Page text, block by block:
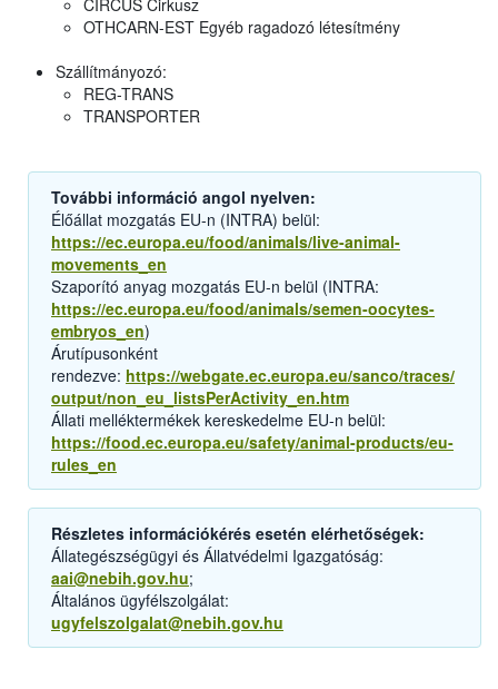
CIRCUS Cirkusz
OTHCARN-EST Egyéb ragadozó létesítmény
Szállítmányozó:
REG-TRANS
TRANSPORTER
További információ angol nyelven:
Élőállat mozgatás EU-n (INTRA) belül:
https://ec.europa.eu/food/animals/live-animal-
movements_en
Szaporító anyag mozgatás EU-n belül (INTRA:
https://ec.europa.eu/food/animals/semen-oocytes-
embryos_en)
Árutípusonként
rendezve: https://webgate.ec.europa.eu/sanco/traces/
output/non_eu_listsPerActivity_en.htm
Állati melléktermékek kereskedelme EU-n belül:
https://food.ec.europa.eu/safety/animal-products/eu-
rules_en
Részletes információkérés esetén elérhetőségek:
Állategészségügyi és Állatvédelmi Igazgatóság:
aai@nebih.gov.hu;
Általános ügyfélszolgálat:
ugyfelszolgalat@nebih.gov.hu